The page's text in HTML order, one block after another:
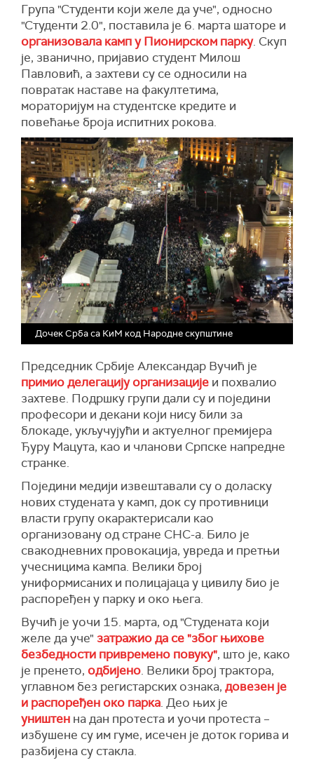
Група "Студенти који желе да уче", односно
"Студенти 2.0", поставила је 6. марта шаторе и
организовала камп у Пионирском парку. Скуп
је, званично, пријавио студент Милош
Павловић, а захтеви су се односили на
повратак наставе на факултетима,
мораторијум на студентске кредите и
повећање броја испитних рокова.
Дочек Срба са КиМ код Народне скупштине
Председник Србије Александар Вучић је
примио делегацију организације и похвалио
захтеве. Подршку групи дали су и поједини
професори и декани који нису били за
блокаде, укључујући и актуелног премијера
Ђуру Мацута, као и чланови Српске напредне
странке.
Поједини медији извештавали су о доласку
нових студената у камп, док су противници
власти групу окарактерисали као
организовану од стране СНС-а. Било је
свакодневних провокација, увреда и претњи
учесницима кампа. Велики број
униформисаних и полицајаца у цивилу био је
распоређен у парку и око њега.
Вучић је уочи 15. марта, од "Студената који
желе да уче" затражио да се "због њихове
безбедности привремено повуку", што је, како
је пренето, одбијено. Велики број трактора,
углавном без регистарских ознака, довезен је
и распоређен око парка. Део њих је
уништен на дан протеста и уочи протеста –
избушене су им гуме, исечен је доток горива и
разбијена су стакла.